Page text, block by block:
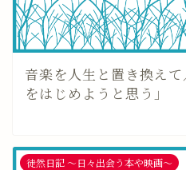
音楽を人生と置き換え
をはじめようと思う」
徒然日記 〜日々出会う本や映画〜